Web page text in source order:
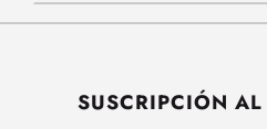
SUSCRIPCIÓN